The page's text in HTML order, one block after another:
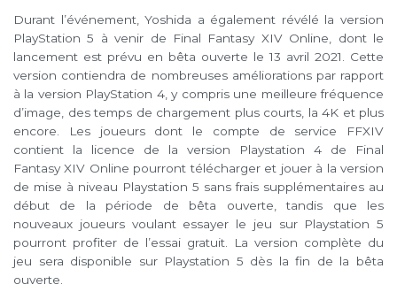
Durant l’événement, Yoshida a également révélé la version
PlayStation 5 à venir de Final Fantasy XIV Online, dont le
lancement est prévu en bêta ouverte le 13 avril 2021. Cette
version contiendra de nombreuses améliorations par rapport
à la version PlayStation 4, y compris une meilleure fréquence
d’image, des temps de chargement plus courts, la 4K et plus
encore. Les joueurs dont le compte de service FFXIV
contient la licence de la version Playstation 4 de Final
Fantasy XIV Online pourront télécharger et jouer à la version
de mise à niveau Playstation 5 sans frais supplémentaires au
début de la période de bêta ouverte, tandis que les
nouveaux joueurs voulant essayer le jeu sur Playstation 5
pourront profiter de l’essai gratuit. La version complète du
jeu sera disponible sur Playstation 5 dès la fin de la bêta
ouverte.